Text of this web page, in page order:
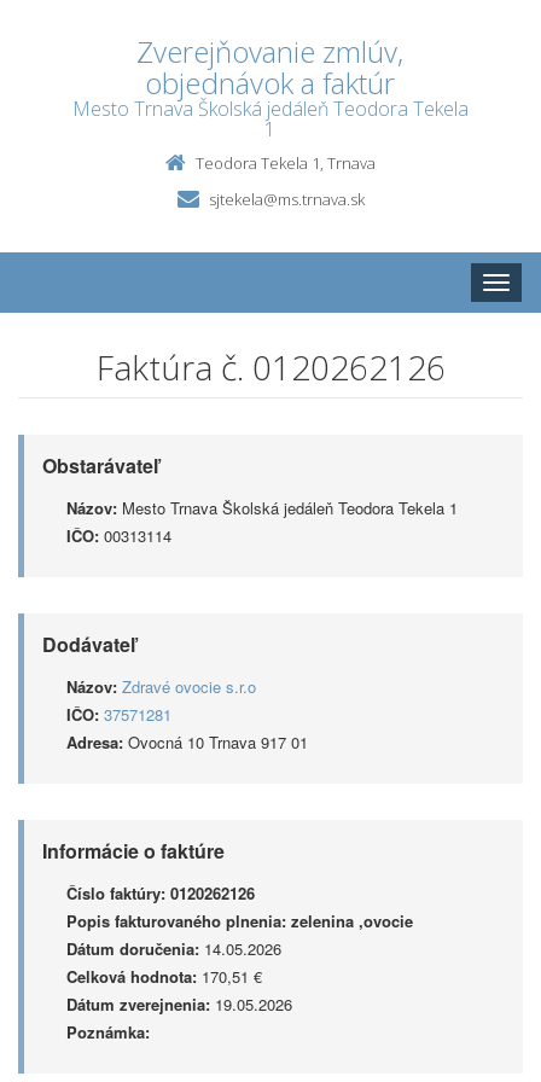
Zverejňovanie zmlúv,
objednávok a faktúr
Mesto Trnava Školská jedáleň Teodora Tekela
1
Teodora Tekela 1, Trnava
sjtekela@ms.trnava.sk
Toggle
Faktúra č. 0120262126
Obstarávateľ
Názov: Mesto Trnava Školská jedáleň Teodora Tekela 1
IČO: 00313114
Dodávateľ
Názov: Zdravé ovocie s.r.o
IČO: 37571281
Adresa: Ovocná 10 Trnava 917 01
Informácie o faktúre
Číslo faktúry: 0120262126
Popis fakturovaného plnenia: zelenina ,ovocie
Dátum doručenia: 14.05.2026
Celková hodnota: 170,51 €
Dátum zverejnenia: 19.05.2026
Poznámka: